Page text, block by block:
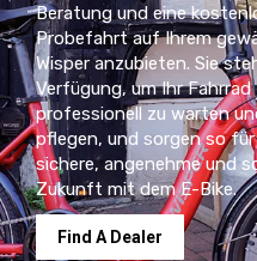
Beratung und eine
Probefahrt auf Ihrem
Wisper anzubieten. Sie
Verfügung, um Ihr Fahrrad
professionell zu warten
pflegen, und sorgen so für
sichere, angenehme und
Zukunft mit dem E-Bike.
Find A Dealer